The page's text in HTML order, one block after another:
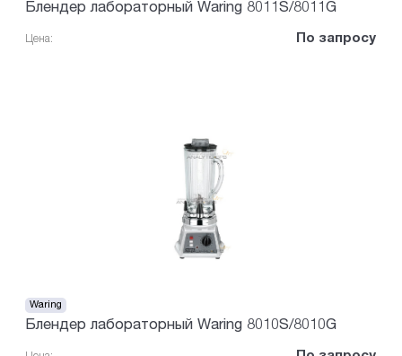
Блендер лабораторный Waring 8011S/8011G
Цена: По запросу
Waring
Блендер лабораторный Waring 8010S/8010G